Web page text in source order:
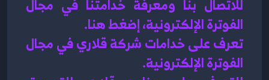
الفوترة الإلكترونية، إضغط هنا.
تعرف على خدامات شركة قلاري في
الفوترة الإلكترونية.